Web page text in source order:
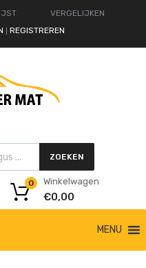
VERGELIJKEN
REGISTREREN
ZOEKEN
Winkelwagen
€0,00
0
MENU